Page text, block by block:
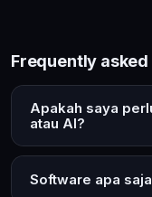
Frequently
Apakah saya
atau AI?
Software apa